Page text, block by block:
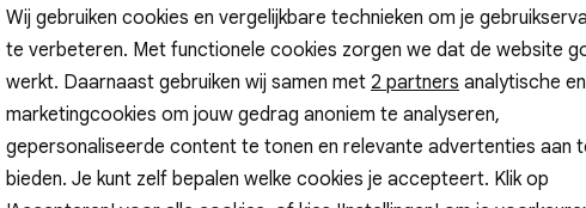
Gossip Gossip
cookies
Analytische cookies Marketing cookies
Wij gebruiken cookies en vergelijkbare technieken om je
te verbeteren. Met functionele cookies zorgen we dat de website
werkt. Daarnaast gebruiken wij samen met 2 partners analytische en
marketingcookies om jouw gedrag anoniem te analyseren,
gepersonaliseerde content te tonen en relevante advertenties aan
bieden. Je kunt zelf bepalen welke cookies je accepteert. Klik op